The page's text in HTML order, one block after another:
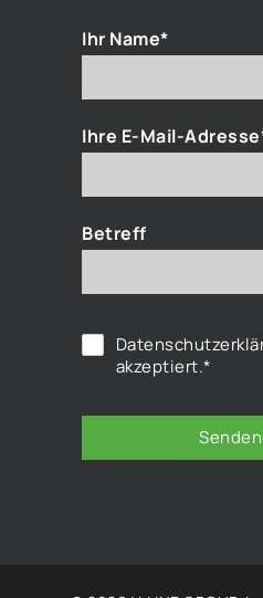
Ihr Name*
Ihre E-Mail-
Betreff
akzeptiert.*
Senden